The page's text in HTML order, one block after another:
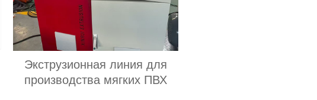
Экструзионная линия для
производства мягких ПВХ